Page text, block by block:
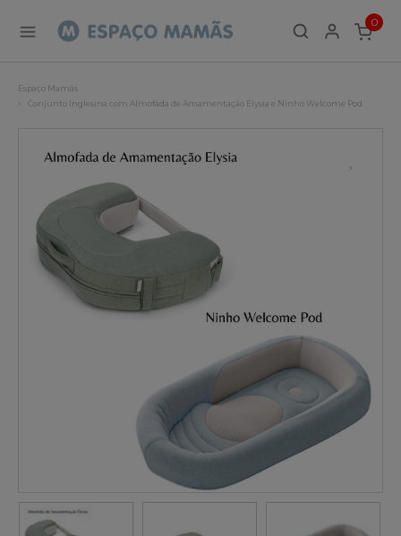
0
ITEMS
Espaço Mamãs
Conjunto Inglesina com Almofada de Amamentação Elysia e Ninho Welcome Pod